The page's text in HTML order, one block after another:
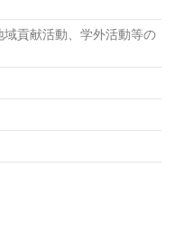
貢献活動、学外活動等の